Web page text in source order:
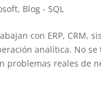
, Blog - SQL
con ERP, CRM,
analítica. No se
problemas reales de